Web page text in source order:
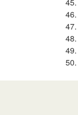
46.
47.
48.
49.
50.